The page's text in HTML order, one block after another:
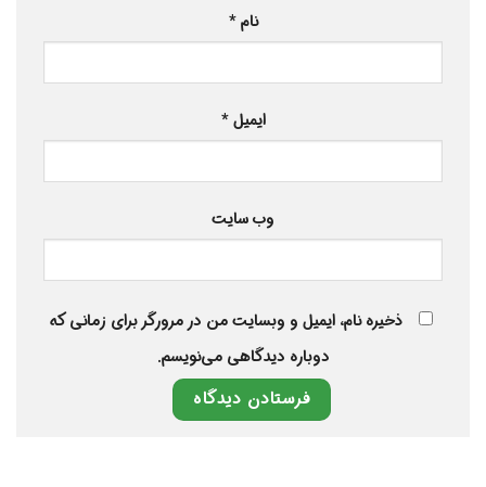
نام*
ایمیل*
وب‌ سایت
ذخیره نام، ایمیل و وبسایت من در مرورگر برای زمانی که
دوباره دیدگاهی می‌نویسم.